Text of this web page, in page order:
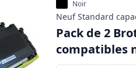
Noir
Neuf Standard
Pack de 2
compatibles